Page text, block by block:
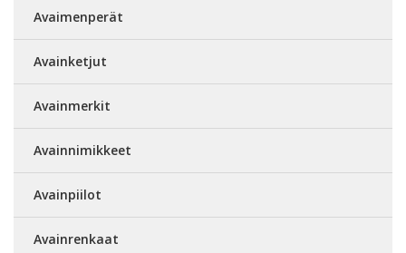
Avaimenperät
Avainketjut
Avainmerkit
Avainnimikkeet
Avainpiilot
Avainrenkaat